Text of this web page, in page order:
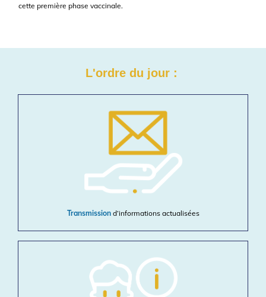
cette première phase vaccinale.
L'ordre du jour :
Transmissiond’informations actualisées